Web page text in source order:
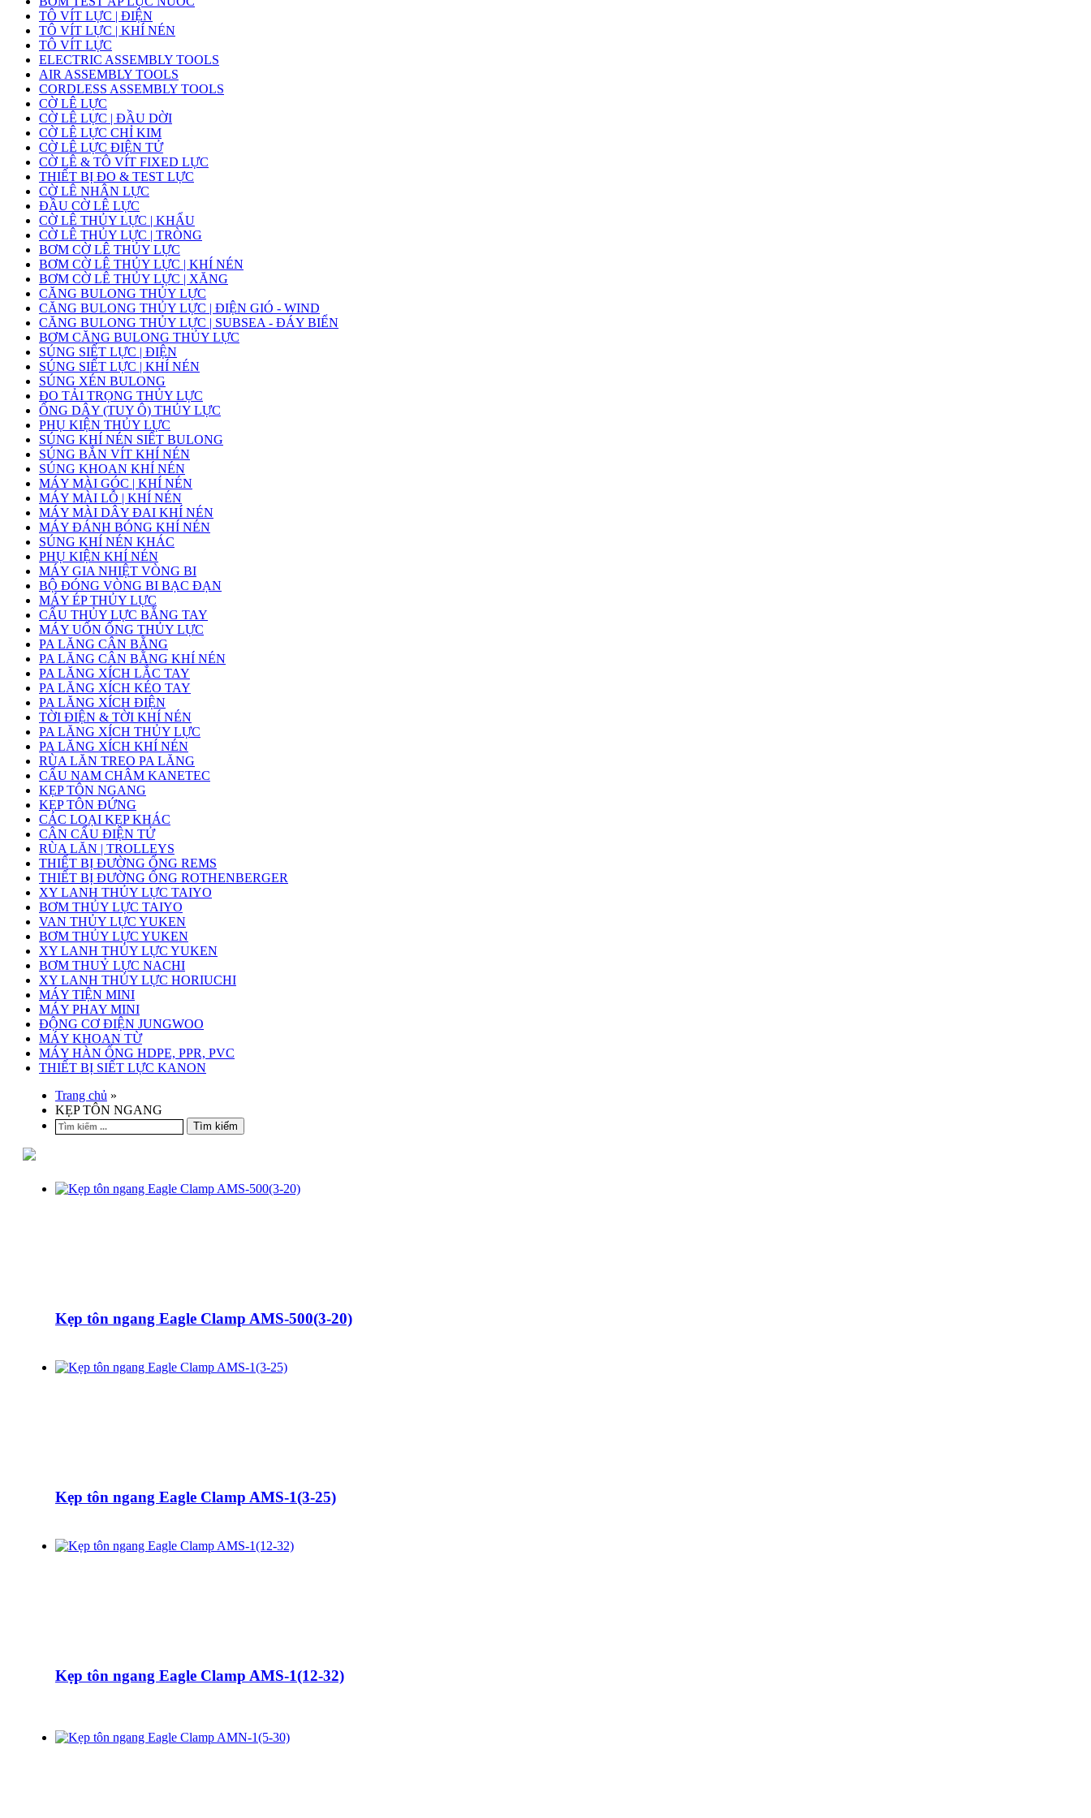
TÔ VÍT LỰC | ĐIỆN
TÔ VÍT LỰC | KHÍ NÉN
TÔ VÍT LỰC
ELECTRIC ASSEMBLY TOOLS
AIR ASSEMBLY TOOLS
CORDLESS ASSEMBLY TOOLS
CỜ LÊ LỰC
CỜ LÊ LỰC | ĐẦU DỜI
CỜ LÊ LỰC CHỈ KIM
CỜ LÊ LỰC ĐIỆN TỬ
CỜ LÊ & TÔ VÍT FIXED LỰC
THIẾT BỊ ĐO & TEST LỰC
CỜ LÊ NHÂN LỰC
ĐẦU CỜ LÊ LỰC
CỜ LÊ THỦY LỰC | KHẨU
CỜ LÊ THỦY LỰC | TRÒNG
BƠM CỜ LÊ THỦY LỰC
BƠM CỜ LÊ THỦY LỰC | KHÍ NÉN
BƠM CỜ LÊ THỦY LỰC | XĂNG
CĂNG BULONG THỦY LỰC
CĂNG BULONG THỦY LỰC | ĐIỆN GIÓ - WIND
CĂNG BULONG THỦY LỰC | SUBSEA - ĐÁY BIỂN
BƠM CĂNG BULONG THỦY LỰC
SÚNG SIẾT LỰC | ĐIỆN
SÚNG SIẾT LỰC | KHÍ NÉN
SÚNG XÉN BULONG
ĐO TẢI TRỌNG THỦY LỰC
ỐNG DÂY (TUY Ô) THỦY LỰC
PHỤ KIỆN THỦY LỰC
SÚNG KHÍ NÉN SIẾT BULONG
SÚNG BẮN VÍT KHÍ NÉN
SÚNG KHOAN KHÍ NÉN
MÁY MÀI GÓC | KHÍ NÉN
MÁY MÀI LỖ | KHÍ NÉN
MÁY MÀI DÂY ĐAI KHÍ NÉN
MÁY ĐÁNH BÓNG KHÍ NÉN
SÚNG KHÍ NÉN KHÁC
PHỤ KIỆN KHÍ NÉN
MÁY GIA NHIỆT VÒNG BI
BỘ ĐÓNG VÒNG BI BẠC ĐẠN
MÁY ÉP THỦY LỰC
CẨU THỦY LỰC BẰNG TAY
MÁY UỐN ỐNG THỦY LỰC
PA LĂNG CÂN BẰNG
PA LĂNG CÂN BẰNG KHÍ NÉN
PA LĂNG XÍCH LẮC TAY
PA LĂNG XÍCH KÉO TAY
PA LĂNG XÍCH ĐIỆN
TỜI ĐIỆN & TỜI KHÍ NÉN
PA LĂNG XÍCH THỦY LỰC
PA LĂNG XÍCH KHÍ NÉN
RÙA LĂN TREO PA LĂNG
CẨU NAM CHÂM KANETEC
KẸP TÔN NGANG
KẸP TÔN ĐỨNG
CÁC LOẠI KẸP KHÁC
CÂN CẨU ĐIỆN TỬ
RÙA LĂN | TROLLEYS
THIẾT BỊ ĐƯỜNG ỐNG REMS
THIẾT BỊ ĐƯỜNG ỐNG ROTHENBERGER
XY LANH THỦY LỰC TAIYO
BƠM THỦY LỰC TAIYO
VAN THỦY LỰC YUKEN
BƠM THỦY LỰC YUKEN
XY LANH THỦY LỰC YUKEN
BƠM THUỶ LỰC NACHI
XY LANH THỦY LỰC HORIUCHI
MÁY TIỆN MINI
MÁY PHAY MINI
ĐỘNG CƠ ĐIỆN JUNGWOO
MÁY KHOAN TỪ
MÁY HÀN ỐNG HDPE, PPR, PVC
THIẾT BỊ SIẾT LỰC KANON
Trang chủ »
KẸP TÔN NGANG
Tìm kiếm
Kẹp tôn ngang Eagle Clamp AMS-500(3-20)
Kẹp tôn ngang Eagle Clamp AMS-1(3-25)
Kẹp tôn ngang Eagle Clamp AMS-1(12-32)